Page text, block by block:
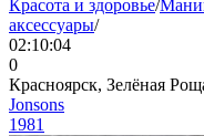
Красота и здоровье/
аксессуары/
02:10:04
0
Красноярск, Зелёная
Jonsons
1981